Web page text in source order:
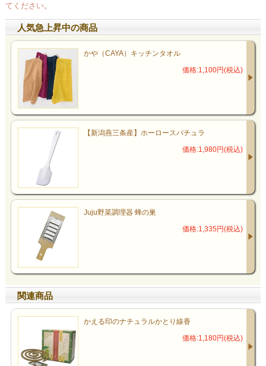
てください。
人気急上昇中の商品
かや（CAYA）キッチンタオル
価格:1,100円(税込)
【新潟燕三条産】ホーロースパチュラ
価格:1,980円(税込)
Juju野菜調理器 蜂の巣
価格:1,335円(税込)
関連商品
かえる印のナチュラルかとり線香
価格:1,180円(税込)